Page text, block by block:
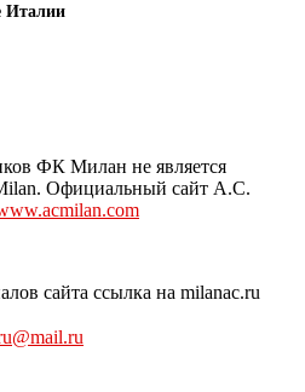
Италии
ФК Милан не является
Официальный сайт A.C.
сайта ссылка на milanac.ru